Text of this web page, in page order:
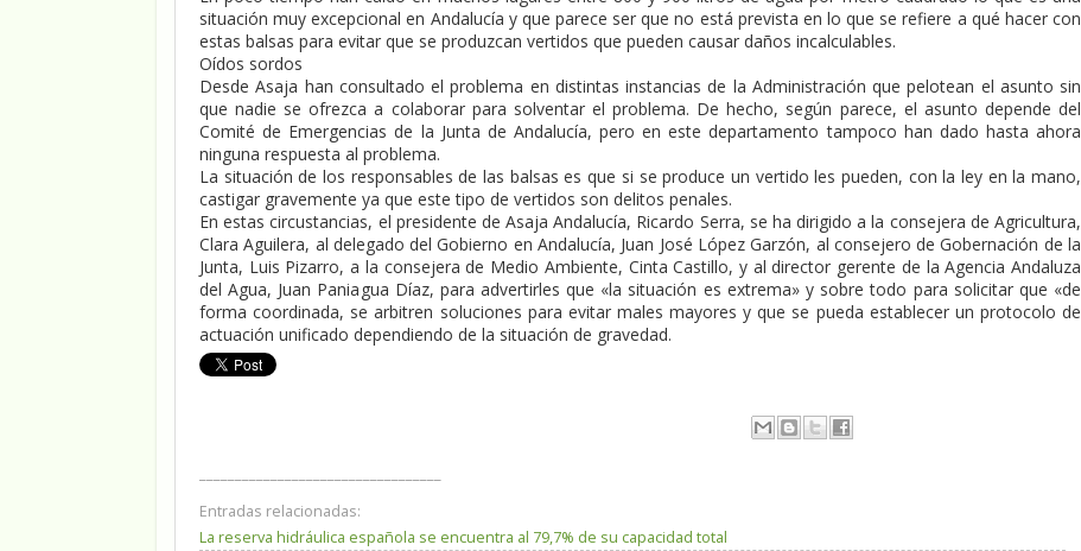
situación muy excepcional en Andalucía y que parece ser que no está prevista en lo que se refiere a qué hacer con
estas balsas para evitar que se produzcan vertidos que pueden causar daños incalculables.
Oídos sordos
Desde Asaja han consultado el problema en distintas instancias de la Administración que pelotean el asunto sin
que nadie se ofrezca a colaborar para solventar el problema. De hecho, según parece, el asunto depende del
Comité de Emergencias de la Junta de Andalucía, pero en este departamento tampoco han dado hasta ahora
ninguna respuesta al problema.
La situación de los responsables de las balsas es que si se produce un vertido les pueden, con la ley en la mano,
castigar gravemente ya que este tipo de vertidos son delitos penales.
En estas circustancias, el presidente de Asaja Andalucía, Ricardo Serra, se ha dirigido a la consejera de Agricultura,
Clara Aguilera, al delegado del Gobierno en Andalucía, Juan José López Garzón, al consejero de Gobernación de la
Junta, Luis Pizarro, a la consejera de Medio Ambiente, Cinta Castillo, y al director gerente de la Agencia Andaluza
del Agua, Juan Paniagua Díaz, para advertirles que «la situación es extrema» y sobre todo para solicitar que «de
forma coordinada, se arbitren soluciones para evitar males mayores y que se pueda establecer un protocolo de
actuación unificado dependiendo de la situación de gravedad.
Entradas relacionadas:
La reserva hidráulica española se encuentra al 79,7% de su capacidad total